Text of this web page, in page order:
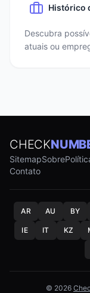
Histórico
Descubra
atuais ou
CHECK
SitemapSobre
Contato
AR AU BY
IE IT KZ
© 2026